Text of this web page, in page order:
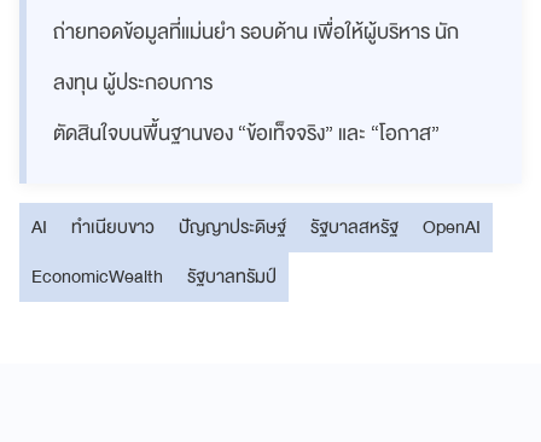
ถ่ายทอดข้อมูลที่แม่นยำ รอบด้าน เพื่อให้ผู้บริหาร นัก
ลงทุน ผู้ประกอบการ
ตัดสินใจบนพื้นฐานของ “ข้อเท็จจริง” และ “โอกาส”
AI ทำเนียบขาว ปัญญาประดิษฐ์ รัฐบาลสหรัฐ
OpenAI
EconomicWealth
รัฐบาลทรัมป์